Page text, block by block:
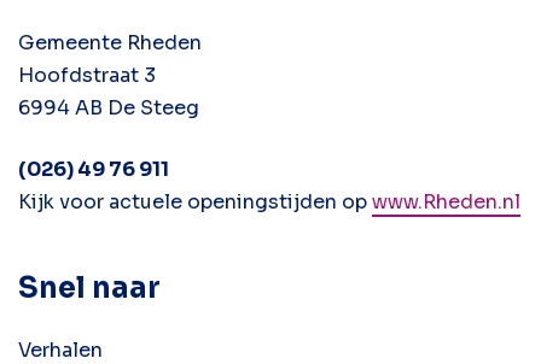
Gemeente Rheden
Hoofdstraat 3
6994 AB De Steeg
(026) 49 76 911
Kijk voor actuele openingstijden opwww.Rheden.nl
Snel naar
Verhalen